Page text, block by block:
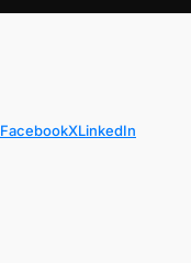
FacebookXLinkedIn